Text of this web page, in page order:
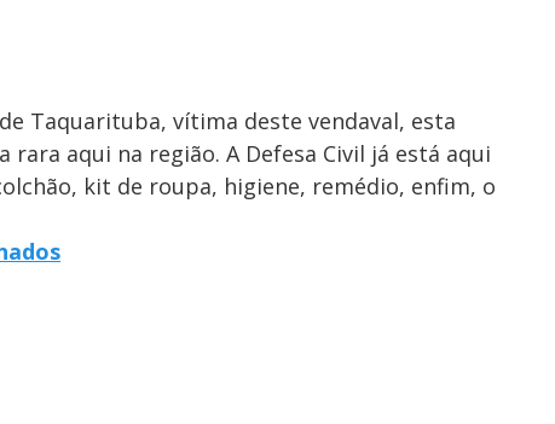
Taquarituba, vítima deste vendaval, esta
aqui na região. A Defesa Civil já está aqui
kit de roupa, higiene, remédio, enfim, o